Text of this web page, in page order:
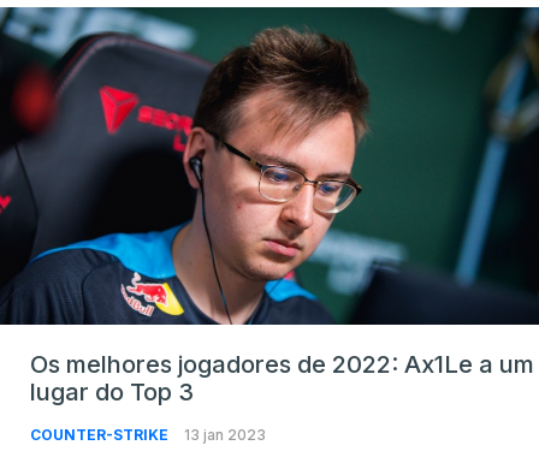
Os melhores jogadores de 2022: Ax1Le a um
lugar do Top 3
COUNTER-STRIKE 13 jan 2023